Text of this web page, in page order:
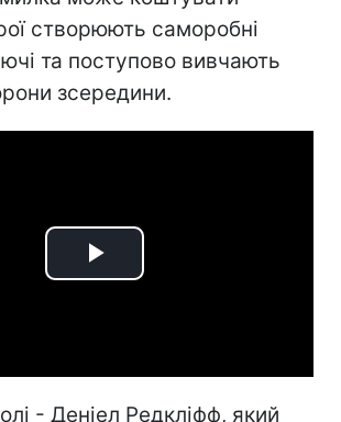
створюють саморобні
та поступово вивчають
зсередини.
Play
- Деніел Редкліфф, який